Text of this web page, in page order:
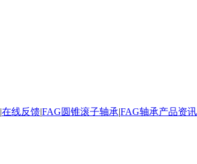
|在线反馈|FAG圆锥滚子轴承|FAG轴承产品资讯